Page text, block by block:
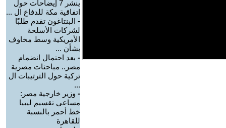
ينشر 7 إيضاحات حول
اتفاقية مكة للدفاع ال ...
- البنتاغون تقدم طلبًا
لشركات الأسلحة
الأمريكية وسط مخاوف
بشأن ...
- بعد احتمال انضمام
مصر.. مباحثات مصرية
تركية حول الترتيبات ال
...
- وزير خارجية مصر:
مساعي تقسيم ليبيا
خط أحمر بالنسبة
للقاهرة